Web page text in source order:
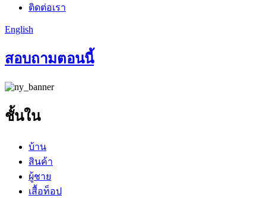
ติดต่อเรา
English
สอบถามตอนนี้
ชั้นใน
บ้าน
สินค้า
ผู้ชาย
เสื้อท็อป